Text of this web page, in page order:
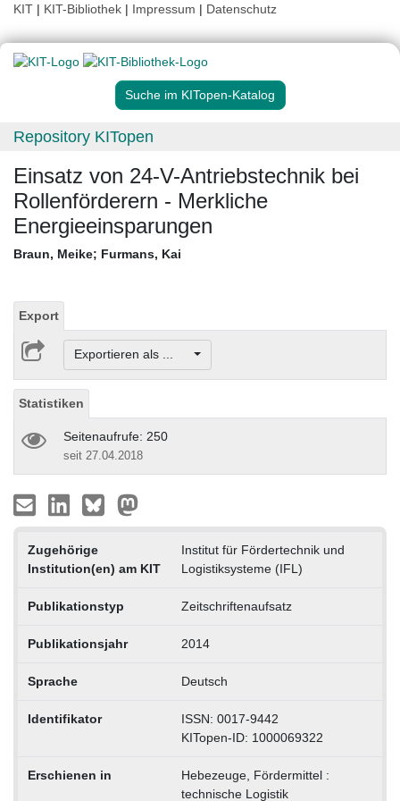
KIT | KIT-Bibliothek | Impressum | Datenschutz
Suche im KITopen-Katalog
Repository KITopen
Einsatz von 24-V-Antriebstechnik bei
Rollenförderern - Merkliche
Energieeinsparungen
Braun, Meike; Furmans, Kai
Export
Exportieren als ...
Statistiken
Seitenaufrufe: 250
seit 27.04.2018
Zugehörige
Institution(en) am KIT
Institut für Fördertechnik und
Logistiksysteme (IFL)
Publikationstyp Zeitschriftenaufsatz
Publikationsjahr 2014
Sprache Deutsch
Identifikator
ISSN: 0017-9442
KITopen-ID: 1000069322
Erschienen in
Hebezeuge, Fördermittel :
technische Logistik